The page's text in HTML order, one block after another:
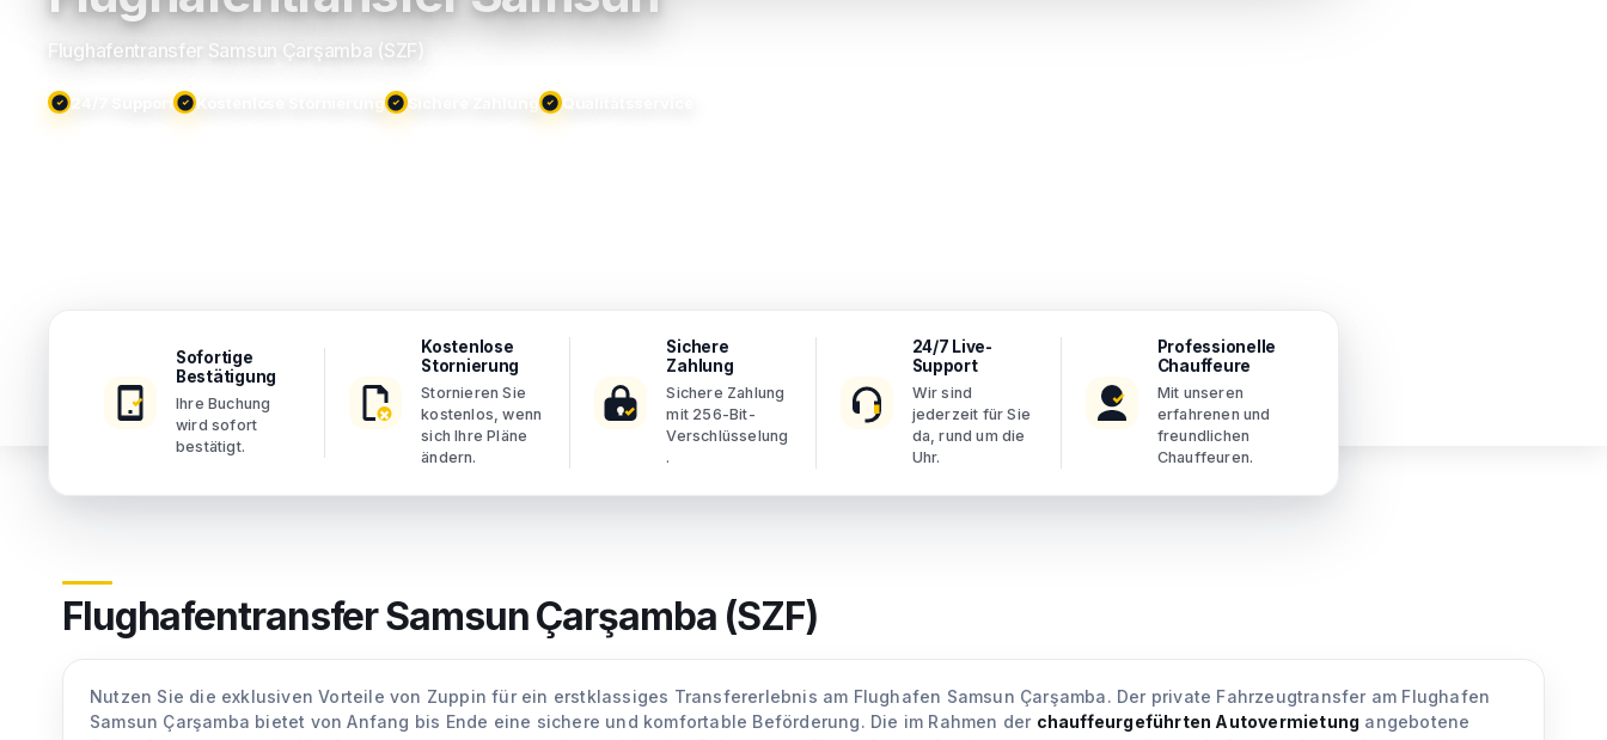
Flughafentransfer Samsun Çarşamba (SZF)
24/7 Support Sichere Zahlung Qualitätsservice
Sofortige
Bestätigung
Ihre Buchung
wird sofort
bestätigt.
Kostenlose
Stornierung
Stornieren Sie
kostenlos, wenn
sich Ihre Pläne
ändern.
Sichere
Zahlung
Sichere Zahlung
mit 256-Bit-
Verschlüsselung
.
24/7 Live-
Support
Wir sind
jederzeit für Sie
da, rund um die
Uhr.
Professionelle
Chauffeure
Mit unseren
erfahrenen und
freundlichen
Chauffeuren.
Flughafentransfer Samsun Çarşamba (SZF)
Nutzen Sie die exklusiven Vorteile von Zuppin für ein erstklassiges Transfererlebnis am Flughafen Samsun Çarşamba. Der private Fahrzeugtransfer am Flughafen
Samsun Çarşamba bietet von Anfang bis Ende eine sichere und komfortable Beförderung. Die im Rahmen der chauffeurgeführten Autovermietung angebotene